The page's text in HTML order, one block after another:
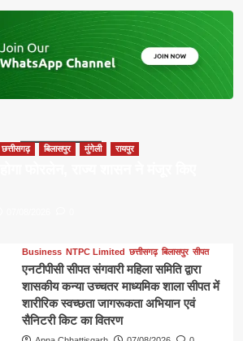
छत्तीसगढ़ बिलासपुर मुंगेली रायपुर
Business NTPC Limited छत्तीसगढ़ बिलासपुर सीपत
एनटीपीसी सीपत संगवारी महिला समिति द्वारा
शासकीय कन्या उच्चतर माध्यमिक शाला सीपत में
शारीरिक स्वच्छता जागरूकता अभियान एवं
सैनिटरी किट का वितरण